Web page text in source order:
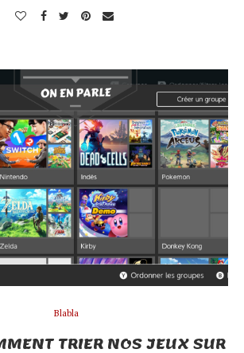
Blabla
TRIER NOS JEUX SUR